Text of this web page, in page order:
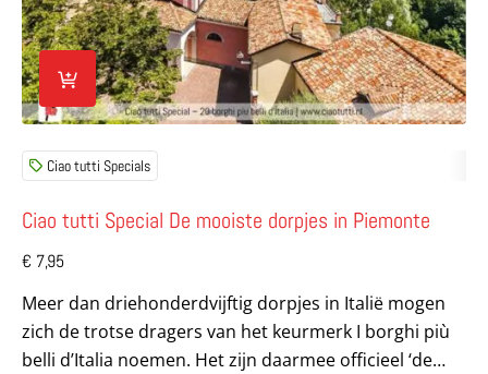
Ciao tutti Specials
Ciao tutti Special De mooiste dorpjes in Piemonte
€ 7,95
Meer dan driehonderdvijftig dorpjes in Italië mogen
zich de trotse dragers van het keurmerk I borghi più
belli d’Italia noemen. Het zijn daarmee officieel ‘de